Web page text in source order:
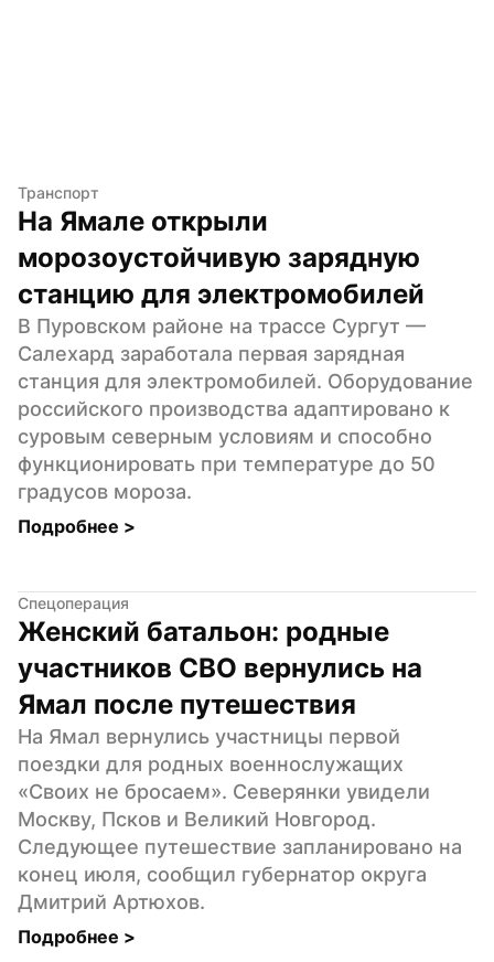
Транспорт
На Ямале открыли
морозоустойчивую зарядную
станцию для электромобилей
В Пуровском районе на трассе Сургут —
Салехард заработала первая зарядная
станция для электромобилей. Оборудование
российского производства адаптировано к
суровым северным условиям и способно
функционировать при температуре до 50
градусов мороза.
Подробнее >
Спецоперация
Женский батальон: родные
участников СВО вернулись на
Ямал после путешествия
На Ямал вернулись участницы первой
поездки для родных военнослужащих
«Своих не бросаем». Северянки увидели
Москву, Псков и Великий Новгород.
Следующее путешествие запланировано на
конец июля, сообщил губернатор округа
Дмитрий Артюхов.
Подробнее >